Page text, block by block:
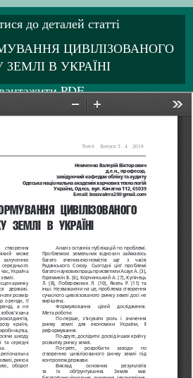
до деталей статті
ЦИВІЛІЗОВАНОГО
В УКРАЇНІ
PDF